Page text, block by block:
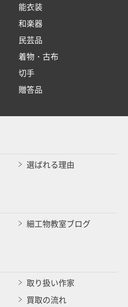
能衣装
和楽器
民芸品
着物・古布
切手
贈答品
選ばれる理由
細工物教室ブログ
取り扱い作家
買取の流れ